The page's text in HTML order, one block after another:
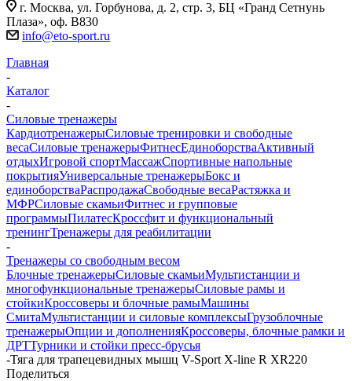
г. Москва, ул. Горбунова, д. 2, стр. 3, БЦ «Гранд Сетнунь
Плаза», оф. В830
info@eto-sport.ru
Главная
-
Каталог
-
Силовые тренажеры
КардиотренажерыСиловые тренировки и свободные
весаСиловые тренажерыФитнесЕдиноборстваАктивный
отдыхИгровой спортМассажСпортивные напольные
покрытияУниверсальные тренажерыБокс и
единоборстваРаспродажаСвободные весаРастяжка и
МФРСиловые скамьиФитнес и групповые
программыПилатесКроссфит и функциональный
тренингТренажеры для реабилитации
-
Тренажеры со свободным весом
Блочные тренажерыСиловые скамьиМультистанции и
многофункциональные тренажерыСиловые рамы и
стойкиКроссоверы и блочные рамыМашины
СмитаМультистанции и силовые комплексыГрузоблочные
тренажерыОпции и дополненияКроссоверы, блочные рамки и
ДРТТурники и стойки пресс-брусья
-Тяга для трапецевидных мышц V-Sport X-line R XR220
Поделиться